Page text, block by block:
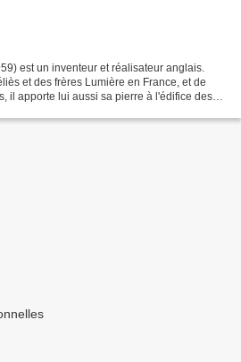
est un inventeur et réalisateur anglais.
et des frères Lumière en France, et de
il apporte lui aussi sa pierre à l'édifice des